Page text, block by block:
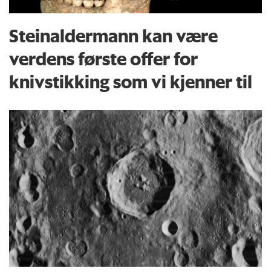
Steinaldermann kan være
verdens første offer for
knivstikking som vi kjenner til